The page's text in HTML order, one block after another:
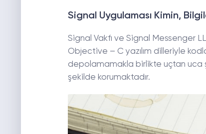
Signal Uygulaması Kimin,
Signal Vakfı ve Signal Messenger
Objective – C yazılım dilleriyle
depolamamakla birlikte uçtan uca
şekilde korumaktadır.